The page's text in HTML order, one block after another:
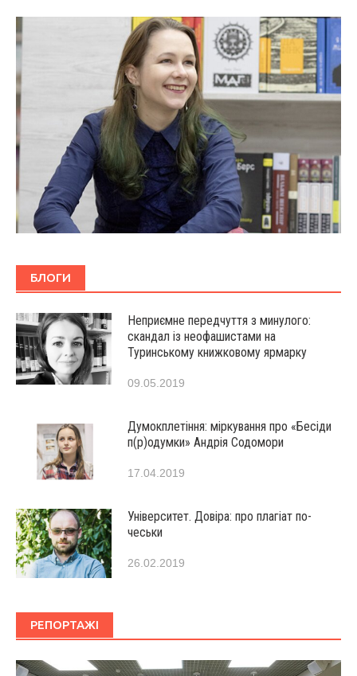
БЛОГИ
Неприємне передчуття з минулого:
скандал із неофашистами на
Туринському книжковому ярмарку
09.05.2019
Думокплетіння: міркування про «Бесіди
п(р)одумки» Андрія Содомори
17.04.2019
Університет. Довіра: про плагіат по-
чеськи
26.02.2019
РЕПОРТАЖІ